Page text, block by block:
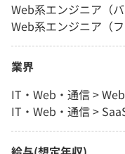
Web系エンジニア（
Web系エンジニア（フ
業界
IT・Web・通信 >
IT・Web・通信 >